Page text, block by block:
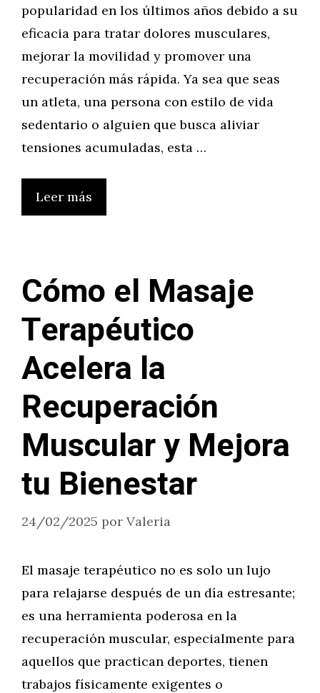
popularidad en los últimos años debido a su
eficacia para tratar dolores musculares,
mejorar la movilidad y promover una
recuperación más rápida. Ya sea que seas
un atleta, una persona con estilo de vida
sedentario o alguien que busca aliviar
tensiones acumuladas, esta …
Leer más
Cómo el Masaje
Terapéutico
Acelera la
Recuperación
Muscular y Mejora
tu Bienestar
24/02/2025 por Valeria
El masaje terapéutico no es solo un lujo
para relajarse después de un día estresante;
es una herramienta poderosa en la
recuperación muscular, especialmente para
aquellos que practican deportes, tienen
trabajos físicamente exigentes o